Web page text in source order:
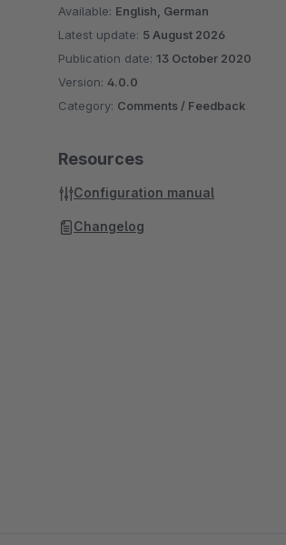
Available: English, German
Latest update: 5 August 2026
Publication date: 13 October 2020
Version: 4.0.0
Category: Comments / Feedback
Resources
Configuration manual
Changelog